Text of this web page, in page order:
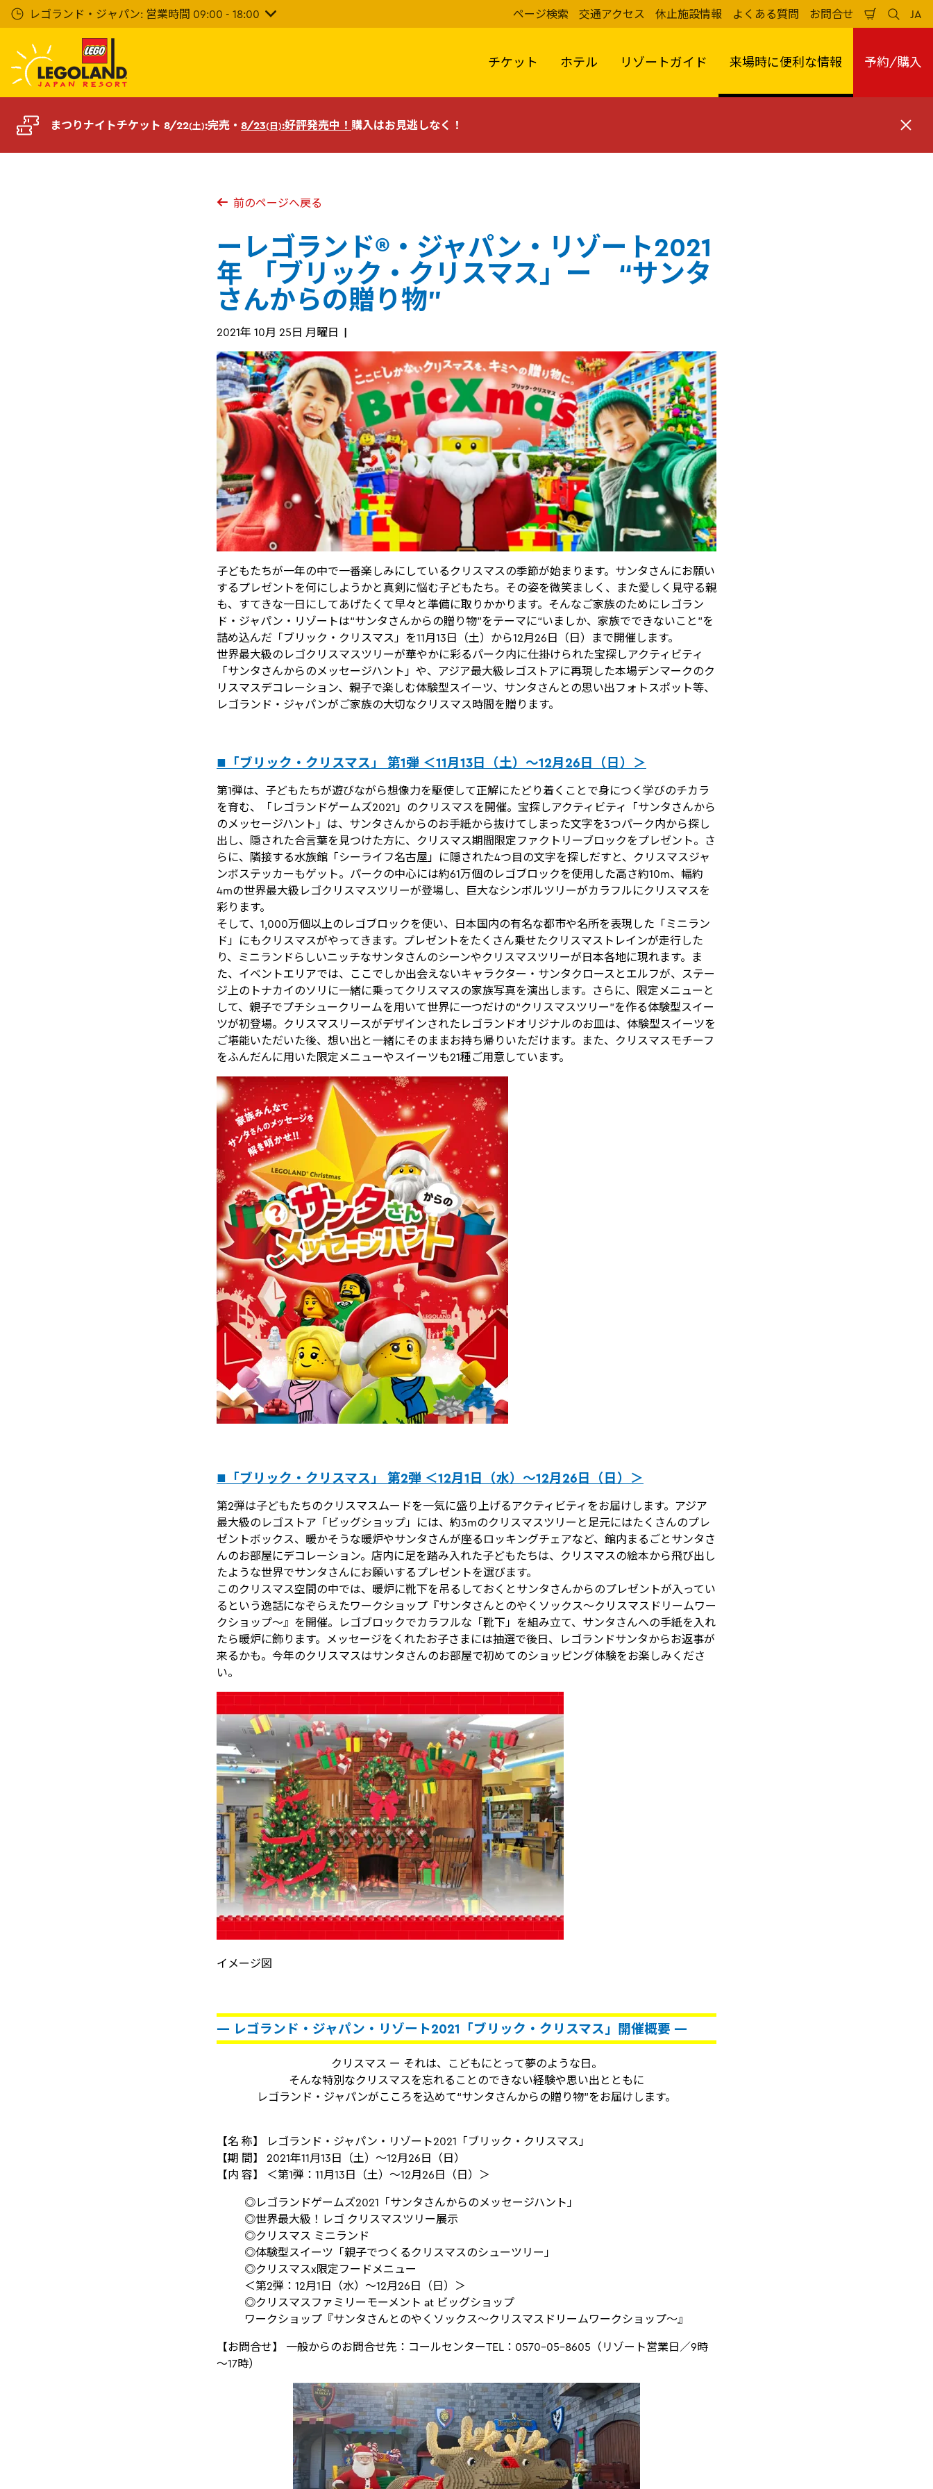
イ
レゴランド・ジャパン: 営業時間 09:00 - 18:00 ページ検索 交通アクセス 休止施設情報 よくある質問 お問合せ
い
か
ご
検
索
る
JA
日
本
チケット ホテル リゾートガイド 来場時に便利な情報 予約/購入
まつりナイトチケット 8/22(土):完売・ 8/23(日):好評発売中！ 購入はお見逃しなく！
閉
る
前のページへ戻る
ーレゴランド®・ジャパン・リゾート2021
年 「ブリック・クリスマス」ー “サンタ
さんからの贈り物”
2021年 10月 25日 月曜日
子どもたちが一年の中で一番楽しみにしているクリスマスの季節が始まります。サンタさんにお願い
するプレゼントを何にしようかと真剣に悩む子どもたち。その姿を微笑ましく、また愛しく見守る親
も、すてきな一日にしてあげたくて早々と準備に取りかかります。そんなご家族のためにレゴラン
ド・ジャパン・リゾートは“サンタさんからの贈り物”をテーマに“いましか、家族でできないこと”を
詰め込んだ「ブリック・クリスマス」を11月13日（土）から12月26日（日）まで開催します。
世界最大級のレゴクリスマスツリーが華やかに彩るパーク内に仕掛けられた宝探しアクティビティ
「サンタさんからのメッセージハント」や、アジア最大級レゴストアに再現した本場デンマークのク
リスマスデコレーション、親子で楽しむ体験型スイーツ、サンタさんとの思い出フォトスポット等、
レゴランド・ジャパンがご家族の大切なクリスマス時間を贈ります。
■「ブリック・クリスマス」 第1弾 ＜11月13日（土）～12月26日（日）＞
第1弾は、子どもたちが遊びながら想像力を駆使して正解にたどり着くことで身につく学びのチカラ
を育む、「レゴランドゲームズ2021」のクリスマスを開催。宝探しアクティビティ「サンタさんから
のメッセージハント」は、サンタさんからのお手紙から抜けてしまった文字を3つパーク内から探し
出し、隠された合言葉を見つけた方に、クリスマス期間限定ファクトリーブロックをプレゼント。さ
らに、隣接する水族館「シーライフ名古屋」に隠された4つ目の文字を探しだすと、クリスマスジャ
ンボステッカーもゲット。パークの中心には約61万個のレゴブロックを使用した高さ約10m、幅約
4mの世界最大級レゴクリスマスツリーが登場し、巨大なシンボルツリーがカラフルにクリスマスを
彩ります。
そして、1,000万個以上のレゴブロックを使い、日本国内の有名な都市や名所を表現した「ミニラン
ド」にもクリスマスがやってきます。プレゼントをたくさん乗せたクリスマストレインが走行した
り、ミニランドらしいニッチなサンタさんのシーンやクリスマスツリーが日本各地に現れます。ま
た、イベントエリアでは、ここでしか出会えないキャラクター・サンタクロースとエルフが、ステー
ジ上のトナカイのソリに一緒に乗ってクリスマスの家族写真を演出します。さらに、限定メニューと
して、親子でプチシュークリームを用いて世界に一つだけの“クリスマスツリー”を作る体験型スイー
ツが初登場。クリスマスリースがデザインされたレゴランドオリジナルのお皿は、体験型スイーツを
ご堪能いただいた後、想い出と一緒にそのままお持ち帰りいただけます。また、クリスマスモチーフ
をふんだんに用いた限定メニューやスイーツも21種ご用意しています。
■「ブリック・クリスマス」 第2弾 ＜12月1日（水）～12月26日（日）＞
第2弾は子どもたちのクリスマスムードを一気に盛り上げるアクティビティをお届けします。アジア
最大級のレゴストア「ビッグショップ」には、約3mのクリスマスツリーと足元にはたくさんのプレ
ゼントボックス、暖かそうな暖炉やサンタさんが座るロッキングチェアなど、館内まるごとサンタさ
んのお部屋にデコレーション。店内に足を踏み入れた子どもたちは、クリスマスの絵本から飛び出し
たような世界でサンタさんにお願いするプレゼントを選びます。
このクリスマス空間の中では、暖炉に靴下を吊るしておくとサンタさんからのプレゼントが入ってい
るという逸話になぞらえたワークショップ『サンタさんとのやくソックス～クリスマスドリームワー
クショップ～』を開催。レゴブロックでカラフルな「靴下」を組み立て、サンタさんへの手紙を入れ
たら暖炉に飾ります。メッセージをくれたお子さまには抽選で後日、レゴランドサンタからお返事が
来るかも。今年のクリスマスはサンタさんのお部屋で初めてのショッピング体験をお楽しみくださ
い。
イメージ図
― レゴランド・ジャパン・リゾート2021「ブリック・クリスマス」開催概要 ―
クリスマス ー それは、こどもにとって夢のような日。
そんな特別なクリスマスを忘れることのできない経験や思い出とともに
レゴランド・ジャパンがこころを込めて“サンタさんからの贈り物”をお届けします。
【名 称】 レゴランド・ジャパン・リゾート2021「ブリック・クリスマス」
【期 間】 2021年11月13日（土）～12月26日（日）
【内 容】 ＜第1弾：11月13日（土）～12月26日（日）＞
◎レゴランドゲームズ2021「サンタさんからのメッセージハント」
◎世界最大級！レゴ クリスマスツリー展示
◎クリスマス ミニランド
◎体験型スイーツ「親子でつくるクリスマスのシューツリー」
◎クリスマスx限定フードメニュー
＜第2弾：12月1日（水）～12月26日（日）＞
◎クリスマスファミリーモーメント at ビッグショップ
ワークショップ『サンタさんとのやくソックス～クリスマスドリームワークショップ～』
【お問合せ】 一般からのお問合せ先：コールセンターTEL：0570-05-8605（リゾート営業日／9時
～17時）